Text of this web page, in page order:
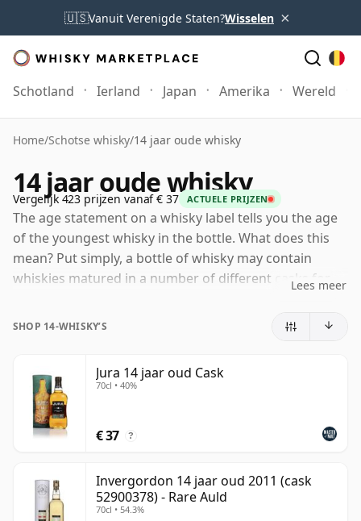
🇺🇸Vanuit Verenigde Staten?Wisselen ×
Schotland Ierland Japan Amerika Wereld
Home/Schotse whisky/14 jaar oude whisky
14 jaar oude whisky
Vergelijk 423 prijzen vanaf € 37 ACTUELE PRIJZEN
The age statement on a whisky label tells you the age
of the youngest whisky in the bottle. What does this
mean? Put simply, a bottle of whisky may contain
whiskies matured in a number of different casks for
whisky is 14 Years Old (or veertien Years Old) then,
than 14 years.
Once a whisky is bottled it ceases its maturation,
unlike wine which continues to age in the bottle, so
considered 14 forever.
Lees meer
SHOP 14-WHISKY’S
Jura 14 jaar oud Cask
70cl • 40%
€ 37 ?
Invergordon 14 jaar oud 2011 (cask
52900378) - Rare Auld
70cl • 54.3%